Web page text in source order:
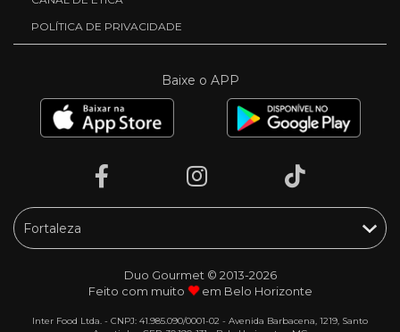
POLÍTICA DE PRIVACIDADE
Baixe o APP
Duo Gourmet © 2013-2026
Feito com muito
em Belo Horizonte
Inter Food Ltda. - CNPJ: 41.985.090/0001-02 - Avenida Barbacena, 1219, Santo